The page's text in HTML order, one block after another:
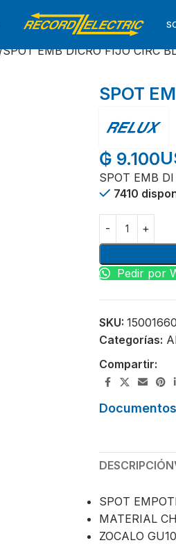
SPOT EMB DICRO FIJO CIRC
SPOT
₲ 9.100
SPOT EMB
7410
Pedir por
SKU:
Categorías:
Compartir:
Documentos
DESCRIPCIÓN
SPOT
MATERIAL
ZOCALO GU10